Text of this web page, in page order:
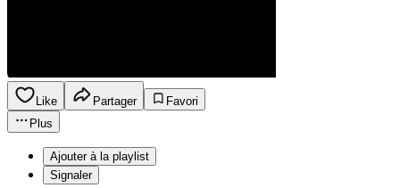
Like Partager
Favori
Plus
Ajouter à la playlist
Signaler